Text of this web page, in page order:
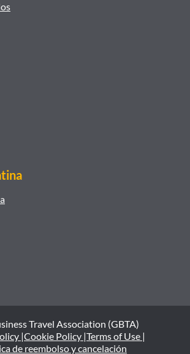
Travel Association (GBTA)
|Cookie Policy |Terms of Use |
de reembolso y cancelación